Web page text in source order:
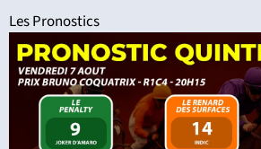
Les Pronostics